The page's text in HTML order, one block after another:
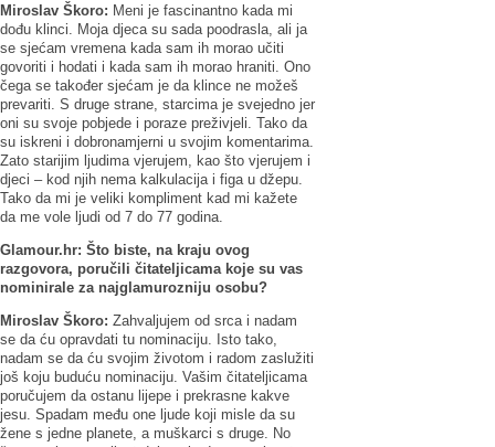
Miroslav Škoro: Meni je fascinantno kada mi
dođu klinci. Moja djeca su sada poodrasla, ali ja
se sjećam vremena kada sam ih morao učiti
govoriti i hodati i kada sam ih morao hraniti. Ono
čega se također sjećam je da klince ne možeš
prevariti. S druge strane, starcima je svejedno jer
oni su svoje pobjede i poraze preživjeli. Tako da
su iskreni i dobronamjerni u svojim komentarima.
Zato starijim ljudima vjerujem, kao što vjerujem i
djeci – kod njih nema kalkulacija i figa u džepu.
Tako da mi je veliki kompliment kad mi kažete
da me vole ljudi od 7 do 77 godina.
Glamour.hr: Što biste, na kraju ovog
razgovora, poručili čitateljicama koje su vas
nominirale za najglamurozniju osobu?
Miroslav Škoro: Zahvaljujem od srca i nadam
se da ću opravdati tu nominaciju. Isto tako,
nadam se da ću svojim životom i radom zaslužiti
još koju buduću nominaciju. Vašim čitateljicama
poručujem da ostanu lijepe i prekrasne kakve
jesu. Spadam među one ljude koji misle da su
žene s jedne planete, a muškarci s druge. No